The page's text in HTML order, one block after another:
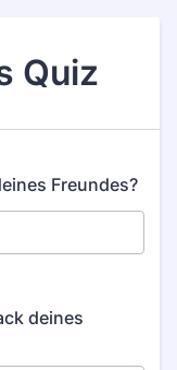
Quiz
Freundes?
deines